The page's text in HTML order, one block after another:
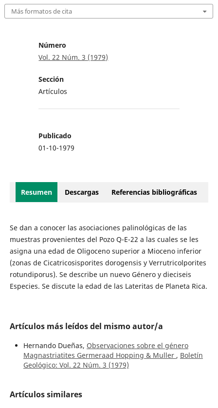
Más formatos de cita
Número
Vol. 22 Núm. 3 (1979)
Sección
Artículos
Publicado
01-10-1979
Resumen Descargas Referencias bibliográficas
Se dan a conocer las asociaciones palinológicas de las
muestras provenientes del Pozo Q-E-22 a las cuales se les
asigna una edad de Oligoceno superior a Mioceno inferior
(zonas de Cicatricosisporites dorogensis y Verrutricolporites
rotundiporus). Se describe un nuevo Género y dieciseis
Especies. Se discute la edad de las Lateritas de Planeta Rica.
Artículos más leídos del mismo autor/a
Hernando Dueñas, Observaciones sobre el género
Magnastriatites Germeraad Hopping & Muller , Boletín
Geológico: Vol. 22 Núm. 3 (1979)
Artículos similares